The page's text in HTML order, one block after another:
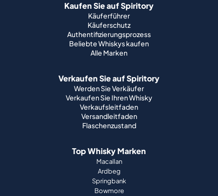
Kaufen Sie auf Spiritory
Käuferführer
Käuferschutz
Authentifizierungsprozess
Beliebte Whiskys kaufen
Alle Marken
Verkaufen Sie auf Spiritory
Werden Sie Verkäufer
Verkaufen Sie Ihren Whisky
Verkaufsleitfaden
Versandleitfaden
Flaschenzustand
Top Whisky Marken
Macallan
Ardbeg
Springbank
Bowmore